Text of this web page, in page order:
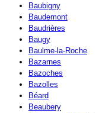
Baubigny
Baudemont
Baudrières
Baugy
Baulme-la-Roche
Bazarnes
Bazoches
Bazolles
Béard
Beaubery